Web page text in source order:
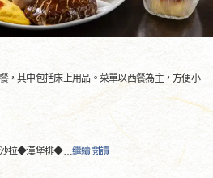
，其中包括床上用品。菜單以西餐為主，方便小
拉◆漢堡排◆…繼續閱讀